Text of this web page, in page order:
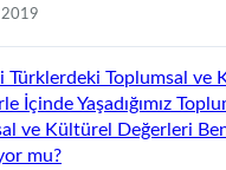
2019
Türklerdeki Toplumsal ve
İçinde Yaşadığımız
ve Kültürel Değerleri
mu?